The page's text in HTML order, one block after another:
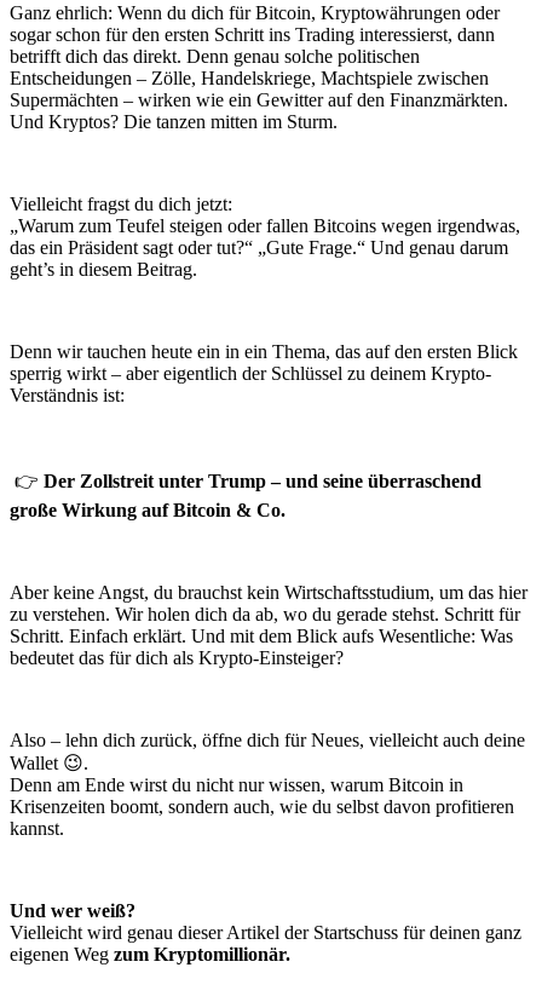
Ganz ehrlich: Wenn du dich für Bitcoin, Kryptowährungen oder
sogar schon für den ersten Schritt ins Trading interessierst, dann
betrifft dich das direkt. Denn genau solche politischen
Entscheidungen – Zölle, Handelskriege, Machtspiele zwischen
Supermächten – wirken wie ein Gewitter auf den Finanzmärkten.
Und Kryptos? Die tanzen mitten im Sturm.
Vielleicht fragst du dich jetzt:
„Warum zum Teufel steigen oder fallen Bitcoins wegen irgendwas,
das ein Präsident sagt oder tut?“ „Gute Frage.“ Und genau darum
geht’s in diesem Beitrag.
Denn wir tauchen heute ein in ein Thema, das auf den ersten Blick
sperrig wirkt – aber eigentlich der Schlüssel zu deinem Krypto-
Verständnis ist:
👉 Der Zollstreit unter Trump – und seine überraschend
große Wirkung auf Bitcoin & Co.
Aber keine Angst, du brauchst kein Wirtschaftsstudium, um das hier
zu verstehen. Wir holen dich da ab, wo du gerade stehst. Schritt für
Schritt. Einfach erklärt. Und mit dem Blick aufs Wesentliche: Was
bedeutet das für dich als Krypto-Einsteiger?
Also – lehn dich zurück, öffne dich für Neues, vielleicht auch deine
Wallet 😉.
Denn am Ende wirst du nicht nur wissen, warum Bitcoin in
Krisenzeiten boomt, sondern auch, wie du selbst davon profitieren
kannst.
Und wer weiß?
Vielleicht wird genau dieser Artikel der Startschuss für deinen ganz
eigenen Weg zum Kryptomillionär.